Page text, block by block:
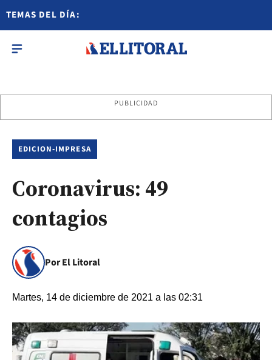
TEMAS DEL DÍA:
PUBLICIDAD
EDICION-IMPRESA
Coronavirus: 49
contagios
Por El Litoral
Martes, 14 de diciembre de 2021 a las 02:31